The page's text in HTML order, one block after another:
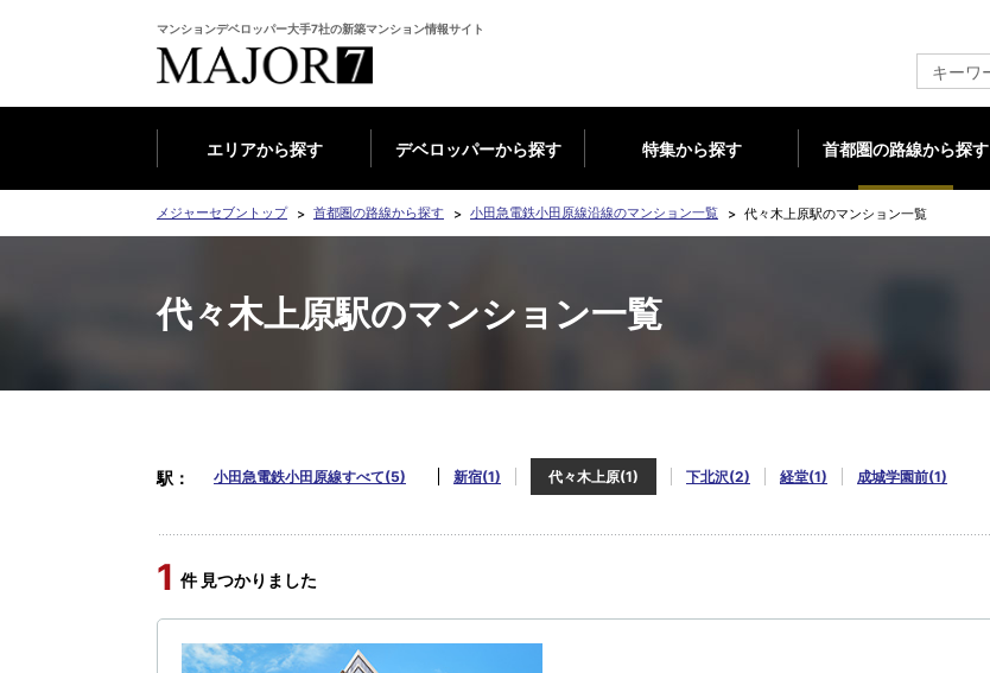
マンションデベロッパー大手7社の新築マンション情報サイト
エリアから探す デベロッパーから探す 特集から探す 首都圏の路線から探す
メジャーセブントップ 首都圏の路線から探す 小田急電鉄小田原線沿線のマンション一覧 代々木上原駅のマンション一覧
代々木上原駅のマンション一覧
駅 小田急電鉄小田原線すべて(5) 新宿(1) 代々木上原(1) 下北沢(2) 経堂(1) 成城学園前(1)
1 件 見つかりました